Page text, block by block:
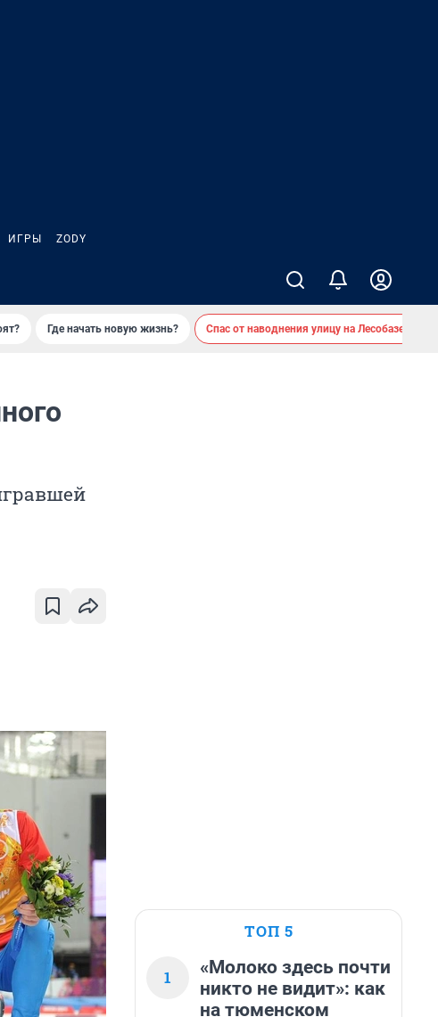
ИГРЫ ZODY
Где начать новую жизнь? Спас от наводнения улицу на Лесобазе
ТОП 5
1
«Молоко здесь почти
никто не видит»: как
на тюменском